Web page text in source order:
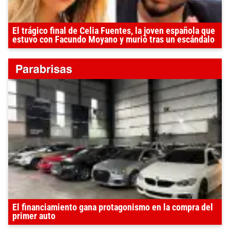
El trágico final de Celia Fuentes, la joven española que
estuvo con Facundo Moyano y murió tras un escándalo
El financiamiento gana protagonismo en la compra del
primer auto